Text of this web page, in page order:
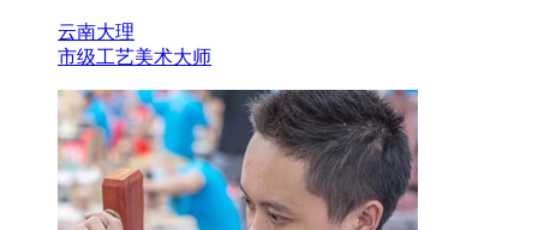
云南大理
市级工艺美术大师